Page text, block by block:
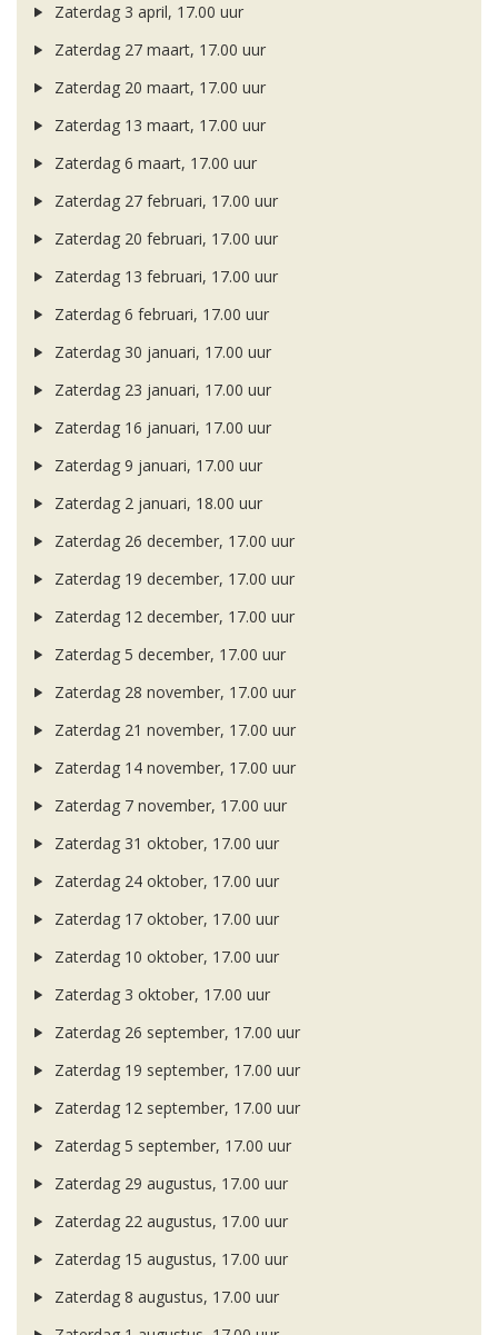
Zaterdag 3 april, 17.00 uur
Zaterdag 27 maart, 17.00 uur
Zaterdag 20 maart, 17.00 uur
Zaterdag 13 maart, 17.00 uur
Zaterdag 6 maart, 17.00 uur
Zaterdag 27 februari, 17.00 uur
Zaterdag 20 februari, 17.00 uur
Zaterdag 13 februari, 17.00 uur
Zaterdag 6 februari, 17.00 uur
Zaterdag 30 januari, 17.00 uur
Zaterdag 23 januari, 17.00 uur
Zaterdag 16 januari, 17.00 uur
Zaterdag 9 januari, 17.00 uur
Zaterdag 2 januari, 18.00 uur
Zaterdag 26 december, 17.00 uur
Zaterdag 19 december, 17.00 uur
Zaterdag 12 december, 17.00 uur
Zaterdag 5 december, 17.00 uur
Zaterdag 28 november, 17.00 uur
Zaterdag 21 november, 17.00 uur
Zaterdag 14 november, 17.00 uur
Zaterdag 7 november, 17.00 uur
Zaterdag 31 oktober, 17.00 uur
Zaterdag 24 oktober, 17.00 uur
Zaterdag 17 oktober, 17.00 uur
Zaterdag 10 oktober, 17.00 uur
Zaterdag 3 oktober, 17.00 uur
Zaterdag 26 september, 17.00 uur
Zaterdag 19 september, 17.00 uur
Zaterdag 12 september, 17.00 uur
Zaterdag 5 september, 17.00 uur
Zaterdag 29 augustus, 17.00 uur
Zaterdag 22 augustus, 17.00 uur
Zaterdag 15 augustus, 17.00 uur
Zaterdag 8 augustus, 17.00 uur